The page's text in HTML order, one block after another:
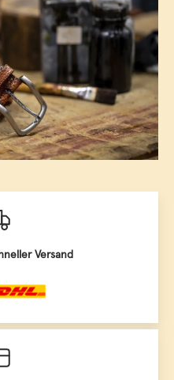
Versand